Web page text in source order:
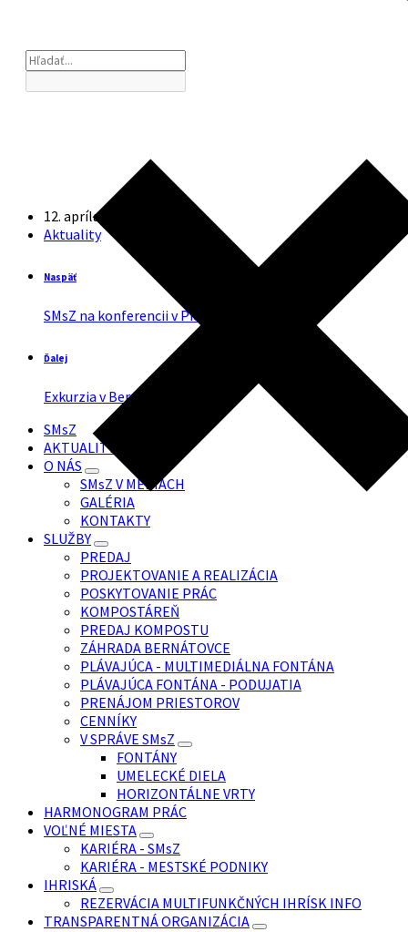
12. apríla 2024
Aktuality
Naspäť
SMsZ na konferencii v Piešťanoch
Ďalej
Exkurzia v Bernátovciach
SMsZ
AKTUALITY
O NÁS
SMsZ V MÉDIÁCH
GALÉRIA
KONTAKTY
SLUŽBY
PREDAJ
PROJEKTOVANIE A REALIZÁCIA
POSKYTOVANIE PRÁC
KOMPOSTÁREŇ
PREDAJ KOMPOSTU
ZÁHRADA BERNÁTOVCE
PLÁVAJÚCA - MULTIMEDIÁLNA FONTÁNA
PLÁVAJÚCA FONTÁNA - PODUJATIA
PRENÁJOM PRIESTOROV
CENNÍKY
V SPRÁVE SMsZ
FONTÁNY
UMELECKÉ DIELA
HORIZONTÁLNE VRTY
HARMONOGRAM PRÁC
VOĽNÉ MIESTA
KARIÉRA - SMsZ
KARIÉRA - MESTSKÉ PODNIKY
IHRISKÁ
REZERVÁCIA MULTIFUNKČNÝCH IHRÍSK INFO
TRANSPARENTNÁ ORGANIZÁCIA